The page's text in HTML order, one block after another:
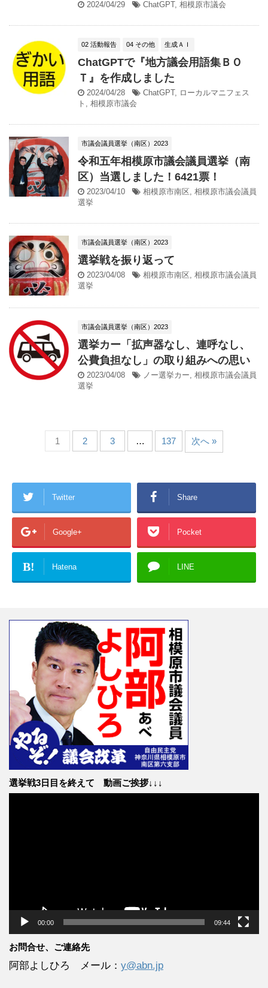
2024/04/29 ChatGPT, 相模原市議会
02 活動報告 04 その他 生成ＡＩ
ChatGPTで『地方議会用語集ＢＯ
Ｔ』を作成しました
2024/04/28 ChatGPT, ローカルマニフェス
ト , 相模原市議会
市議会議員選挙（南区）2023
令和五年相模原市議会議員選挙（南
区）当選しました！6421票！
2023/04/10 相模原市南区, 相模原市議会議員
選挙
市議会議員選挙（南区）2023
選挙戦を振り返って
2023/04/08 相模原市南区, 相模原市議会議員
選挙
市議会議員選挙（南区）2023
選挙カー「拡声器なし、連呼なし、
公費負担なし」の取り組みへの思い
2023/04/08 ノー選挙カー, 相模原市議会議員
選挙
1 2 3 … 137 次へ »
Twitter Share
Google+ Pocket
B! Hatena LINE
選挙戦3日目を終えて 動画ご挨拶↓↓↓
00:00 09:44
お問合せ、ご連絡先
阿部よしひろ メール： y@abn.jp